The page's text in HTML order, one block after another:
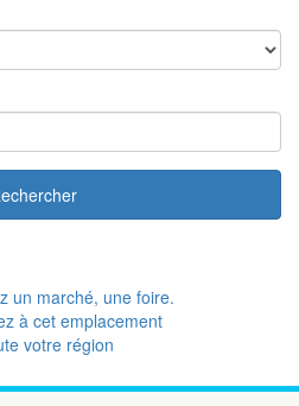
un marché, une foire.
à cet emplacement
votre région